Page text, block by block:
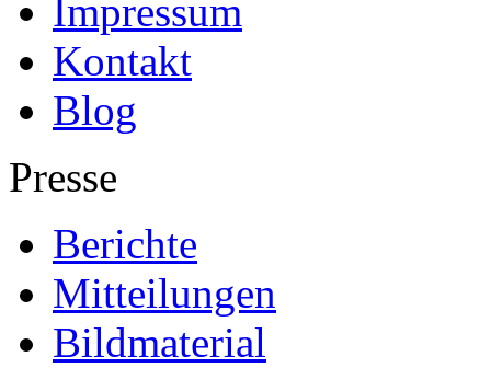
Impressum
Kontakt
Blog
Presse
Berichte
Mitteilungen
Bildmaterial